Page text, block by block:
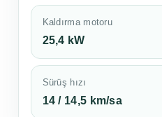
Kaldırma motoru
25,4 kW
Sürüş hızı
14 / 14,5 km/sa